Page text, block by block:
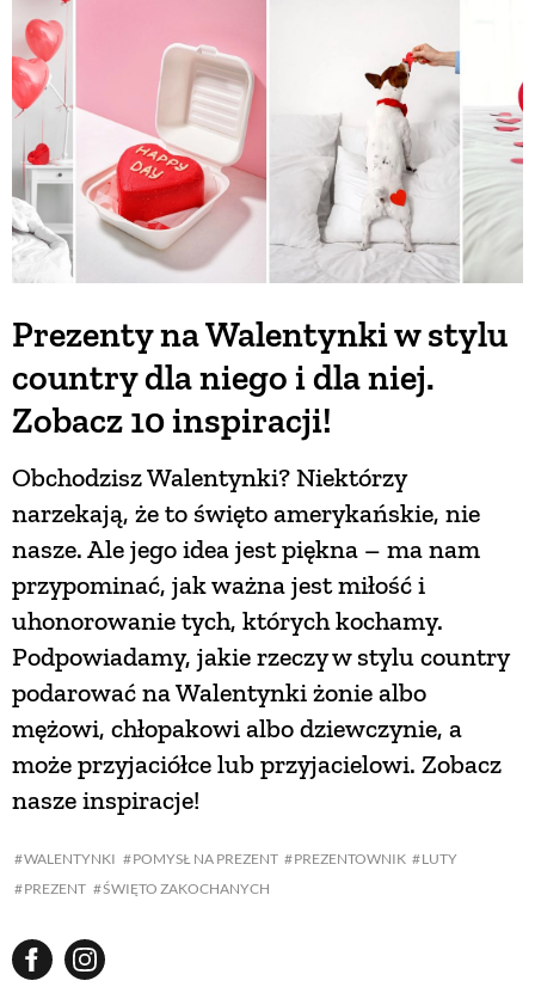
Prezenty na Walentynki w stylu
country dla niego i dla niej.
Zobacz 10 inspiracji!
WALENTYNKI POMYSŁ NA PREZENT PREZENTOWNIK
LUTY
PREZENT
ŚWIĘTO ZAKOCHANYCH
Obchodzisz Walentynki? Niektórzy
narzekają, że to święto amerykańskie, nie
nasze. Ale jego idea jest piękna – ma nam
przypominać, jak ważna jest miłość i
uhonorowanie tych, których kochamy.
Podpowiadamy, jakie rzeczy w stylu country
podarować na Walentynki żonie albo
mężowi, chłopakowi albo dziewczynie, a
może przyjaciółce lub przyjacielowi. Zobacz
nasze inspiracje!
BUDUJEMY DOM
OGRÓD
WARZYWA I OWOCE
PORADY
ZIELEŃ W DOMU
PROJEKTOWANIE OGRODU
NATURALNIE
NATURALNA APTECZKA
EKO ŻYCIE